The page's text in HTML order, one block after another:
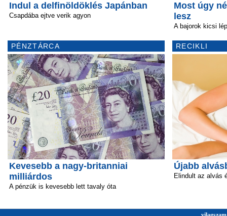
Indul a delfinöldöklés Japánban
Csapdába ejtve verik agyon
PÉNZTÁRCA
Kevesebb a nagy-britanniai
milliárdos
A pénzük is kevesebb lett tavaly óta
Most úgy
lesz
A bajorok kicsi
RECIKLI
Újabb
Elindult az alvás